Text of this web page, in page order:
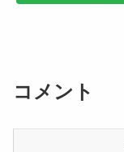
コメント